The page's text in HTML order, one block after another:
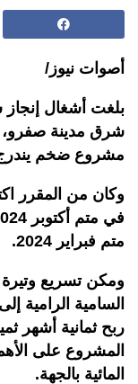
أصوات نيوز/
شرق مدينة صفرو،
مشروع ضخم
وكان من المقرر
متم فبراير 2024.
ومكن تسريع وتيرة
السامية الرامية
ربح ثمانية أشهر
المشروع على
المائية بالجهة.